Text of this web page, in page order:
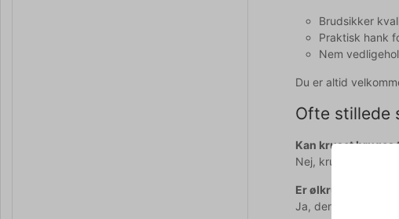
Brudsikker
Praktisk hank
Nem
Du er altid
Ofte stillede
Kan kruset bruges
Nej, kruset tåler
Er ølkruset egnet
Ja, den høje